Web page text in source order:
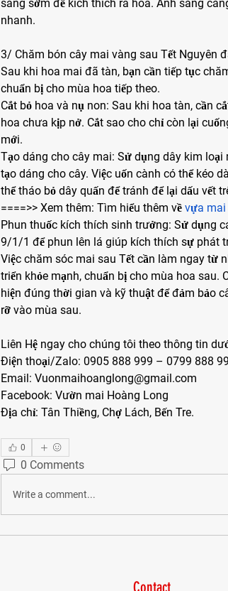
sáng sớm để kích thích ra hoa. Ánh sáng
nhanh.
3/ Chăm bón cây mai vàng sau Tết Nguyên
Sau khi hoa mai đã tàn, bạn cần tiếp tục
chuẩn bị cho mùa hoa tiếp theo.
Cắt bỏ hoa và nụ non: Sau khi hoa tàn, cần
hoa chưa kịp nở. Cắt sao cho chỉ còn lại
mới.
Tạo dáng cho cây mai: Sử dụng dây kim loại
tạo dáng cho cây. Việc uốn cành có thể kéo
thể tháo bỏ dây quấn để tránh để lại dấu vết
====>> Xem thêm: Tìm hiểu thêm về vựa mai
Phun thuốc kích thích sinh trưởng: Sử dụng
9/1/1 để phun lên lá giúp kích thích sự phát
Việc chăm sóc mai sau Tết cần làm ngay từ
triển khỏe mạnh, chuẩn bị cho mùa hoa sau.
hiện đúng thời gian và kỹ thuật để đảm bảo
rỡ vào mùa sau.
Liên Hệ ngay cho chúng tôi theo thông tin
Điện thoại/Zalo: 0905 888 999 – 0799 888
Email: Vuonmaihoanglong@gmail.com
Facebook: Vườn mai Hoàng Long
Địa chỉ: Tân Thiềng, Chợ Lách, Bến Tre.
0
0 Comments
Write a comment...
Contact